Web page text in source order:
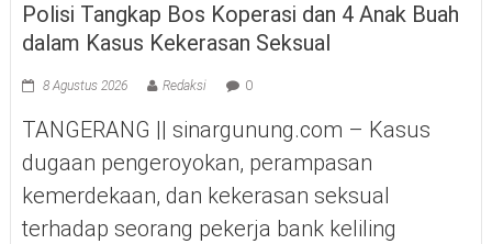
Polisi Tangkap Bos Koperasi dan 4 Anak Buah
dalam Kasus Kekerasan Seksual
8 Agustus 2026 Redaksi 0
TANGERANG || sinargunung.com – Kasus
dugaan pengeroyokan, perampasan
kemerdekaan, dan kekerasan seksual
terhadap seorang pekerja bank keliling